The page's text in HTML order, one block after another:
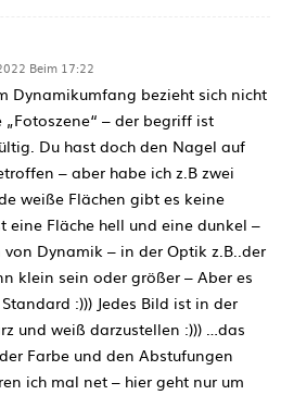
Beim 17:22
Dynamikumfang bezieht sich nicht
„Fotoszene“ – der begriff ist
Du hast doch den Nagel auf
– aber habe ich z.B zwei
weiße Flächen gibt es keine
eine Fläche hell und eine dunkel –
Dynamik – in der Optik z.B..der
klein sein oder größer – Aber es
:))) Jedes Bild ist in der
und weiß darzustellen :))) …das
Farbe und den Abstufungen
ich mal net – hier geht nur um